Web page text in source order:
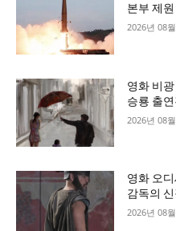
본부 제
2026년 08
영화 비
승룡 출
2026년 08
영화 오
감독의
2026년 08